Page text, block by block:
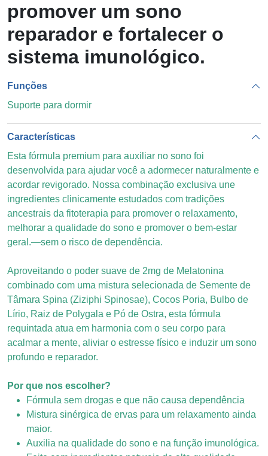
promover um sono
reparador e fortalecer o
sistema imunológico.
Funções
Suporte para dormir
Características
Esta fórmula premium para auxiliar no sono foi
desenvolvida para ajudar você a adormecer naturalmente e
acordar revigorado. Nossa combinação exclusiva une
ingredientes clinicamente estudados com tradições
ancestrais da fitoterapia para promover o relaxamento,
melhorar a qualidade do sono e promover o bem-estar
geral.—sem o risco de dependência.
Aproveitando o poder suave de 2mg de Melatonina
combinado com uma mistura selecionada de Semente de
Tâmara Spina (Ziziphi Spinosae), Cocos Poria, Bulbo de
Lírio, Raiz de Polygala e Pó de Ostra, esta fórmula
requintada atua em harmonia com o seu corpo para
acalmar a mente, aliviar o estresse físico e induzir um sono
profundo e reparador.
Por que nos escolher?
Fórmula sem drogas e que não causa dependência
Mistura sinérgica de ervas para um relaxamento ainda
maior.
Auxilia na qualidade do sono e na função imunológica.